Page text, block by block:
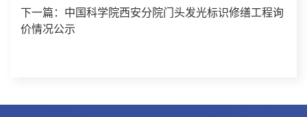
下一篇：中国科学院西安分院门头发光标识修缮工程询
价情况公示